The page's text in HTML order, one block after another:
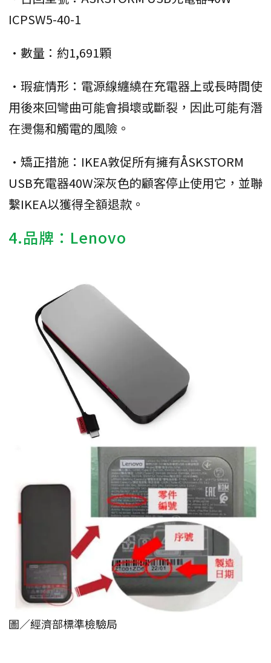
ICPSW5-40-1
•數量：約1,691顆
•瑕疵情形：電源線纏繞在充電器上或長時間使
用後來回彎曲可能會損壞或斷裂，因此可能有潛
在燙傷和觸電的風險。
•矯正措施：IKEA敦促所有擁有ÅSKSTORM
USB充電器40W深灰色的顧客停止使用它，並聯
繫IKEA以獲得全額退款。
4.品牌：Lenovo
圖／經濟部標準檢驗局